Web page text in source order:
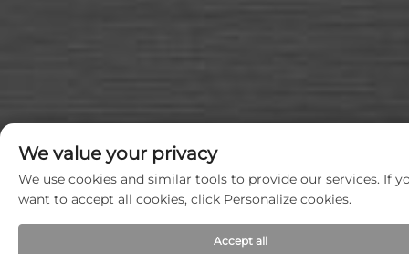
We value your privacy
We use cookies and similar tools to provide our services. If
want to accept all cookies, click Personalize cookies.
Accept all